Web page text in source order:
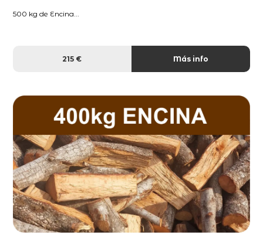
500 kg de Encina...
215 € Más info